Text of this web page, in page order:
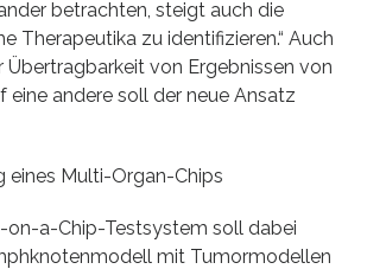
betrachten, steigt auch die
Therapeutika zu identifizieren.“ Auch
Übertragbarkeit von Ergebnissen von
eine andere soll der neue Ansatz
eines Multi-Organ-Chips
on-a-Chip-Testsystem soll dabei
mit Tumormodellen